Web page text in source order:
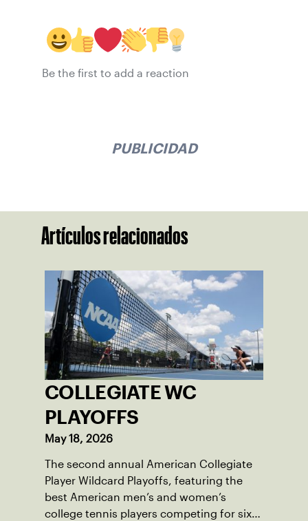
Be the first to add a reaction
PUBLICIDAD
Artículos relacionados
COLLEGIATE WC
PLAYOFFS
May 18, 2026
The second annual American Collegiate
Player Wildcard Playoffs, featuring the
best American men’s and women’s
college tennis players competing for six